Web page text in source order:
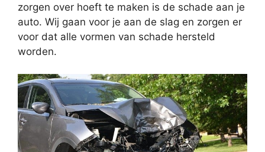
zorgen over hoeft te maken is de schade aan je
auto. Wij gaan voor je aan de slag en zorgen er
voor dat alle vormen van schade hersteld
worden.